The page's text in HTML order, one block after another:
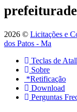
2026 © Licitações e
dos Patos - Ma
Teclas de
Sobre
*Retificação
Download
Perguntas